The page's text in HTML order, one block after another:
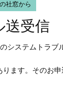
社窓から
送受信
システムトラブ
ます。そのお